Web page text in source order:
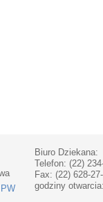
Biuro Dziekana:
Telefon: (22)
Fax: (22) 628-
godziny